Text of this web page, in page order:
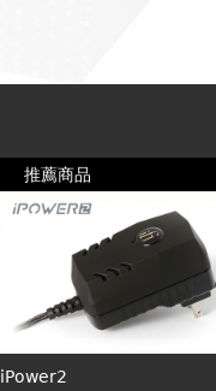
推薦商品
iPower2